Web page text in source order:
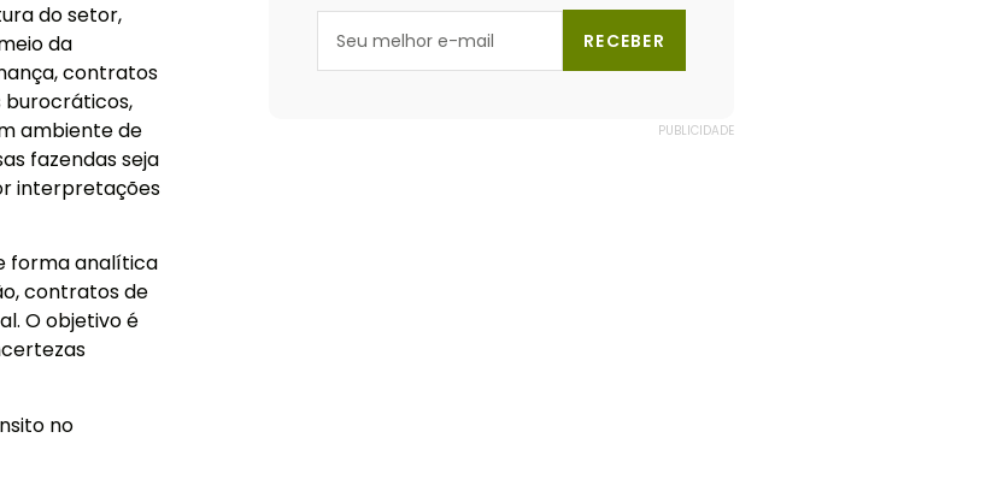
do setor,
da
contratos
burocráticos,
ambiente de
fazendas seja
interpretações
forma analítica
contratos de
O objetivo é
no
RECEBER
PUBLICIDADE